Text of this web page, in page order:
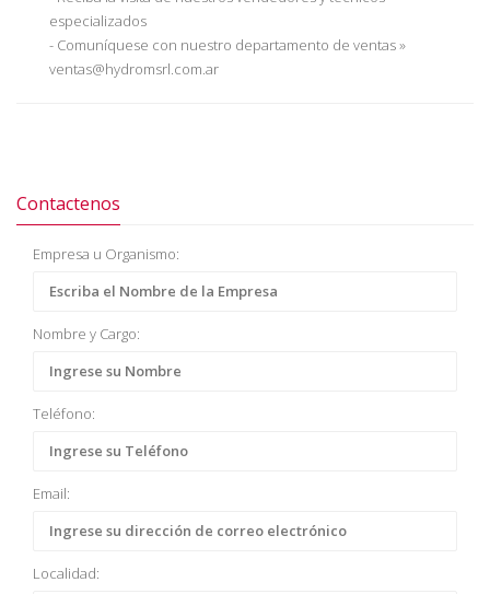
especializados
- Comuníquese con nuestro departamento de ventas »
ventas@hydromsrl.com.ar
Contactenos
Empresa u Organismo:
Nombre y Cargo:
Teléfono:
Email:
Localidad: